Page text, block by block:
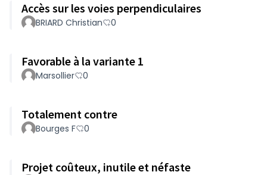
Accès sur les voies perpendiculaires
BRIARD Christian 0
Favorable à la variante 1
Marsollier 0
Totalement contre
Bourges F 0
Projet coûteux, inutile et néfaste